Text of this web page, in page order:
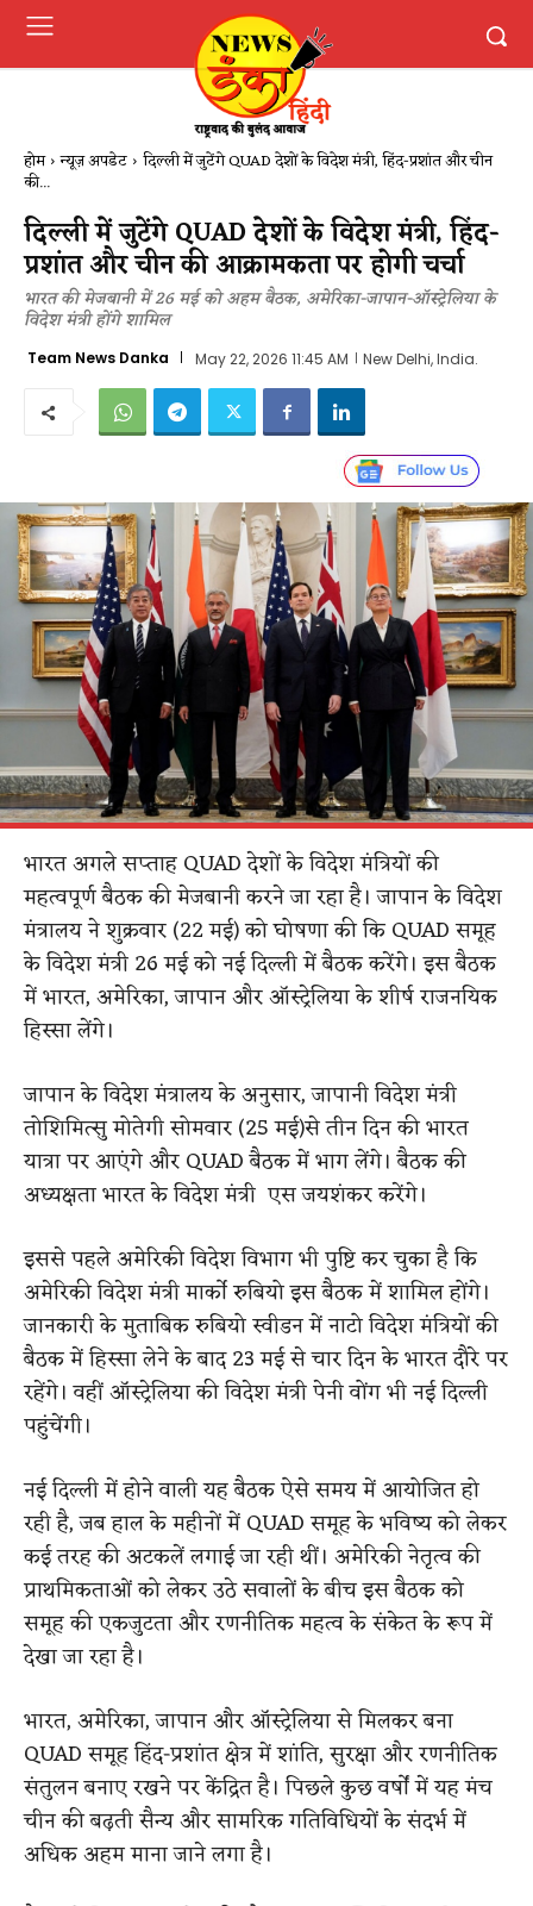
होम न्यूज़ अपडेट दिल्ली में जुटेंगे QUAD देशों के विदेश मंत्री, हिंद-प्रशांत और चीन
की...
दिल्ली में जुटेंगे QUAD देशों के विदेश मंत्री, हिंद-
प्रशांत और चीन की आक्रामकता पर होगी चर्चा
भारत की मेजबानी में 26 मई को अहम बैठक, अमेरिका-जापान-ऑस्ट्रेलिया के
विदेश मंत्री होंगे शामिल
Team News Danka May 22, 2026 11:45 AM New Delhi, India.
भारत अगले सप्ताह QUAD देशों के विदेश मंत्रियों की
महत्वपूर्ण बैठक की मेजबानी करने जा रहा है। जापान के विदेश
मंत्रालय ने शुक्रवार (22 मई) को घोषणा की कि QUAD समूह
के विदेश मंत्री 26 मई को नई दिल्ली में बैठक करेंगे। इस बैठक
में भारत, अमेरिका, जापान और ऑस्ट्रेलिया के शीर्ष राजनयिक
हिस्सा लेंगे।
जापान के विदेश मंत्रालय के अनुसार, जापानी विदेश मंत्री
तोशिमित्सु मोतेगी सोमवार (25 मई)से तीन दिन की भारत
यात्रा पर आएंगे और QUAD बैठक में भाग लेंगे। बैठक की
अध्यक्षता भारत के विदेश मंत्री एस जयशंकर करेंगे।
इससे पहले अमेरिकी विदेश विभाग भी पुष्टि कर चुका है कि
अमेरिकी विदेश मंत्री मार्को रुबियो इस बैठक में शामिल होंगे।
जानकारी के मुताबिक रुबियो स्वीडन में नाटो विदेश मंत्रियों की
बैठक में हिस्सा लेने के बाद 23 मई से चार दिन के भारत दौरे पर
रहेंगे। वहीं ऑस्ट्रेलिया की विदेश मंत्री पेनी वोंग भी नई दिल्ली
पहुंचेंगी।
नई दिल्ली में होने वाली यह बैठक ऐसे समय में आयोजित हो
रही है, जब हाल के महीनों में QUAD समूह के भविष्य को लेकर
कई तरह की अटकलें लगाई जा रही थीं। अमेरिकी नेतृत्व की
प्राथमिकताओं को लेकर उठे सवालों के बीच इस बैठक को
समूह की एकजुटता और रणनीतिक महत्व के संकेत के रूप में
देखा जा रहा है।
भारत, अमेरिका, जापान और ऑस्ट्रेलिया से मिलकर बना
QUAD समूह हिंद-प्रशांत क्षेत्र में शांति, सुरक्षा और रणनीतिक
संतुलन बनाए रखने पर केंद्रित है। पिछले कुछ वर्षों में यह मंच
चीन की बढ़ती सैन्य और सामरिक गतिविधियों के संदर्भ में
अधिक अहम माना जाने लगा है।